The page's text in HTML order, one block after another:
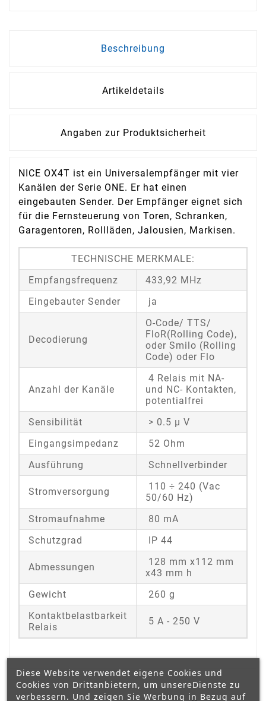
Beschreibung
Artikeldetails
Angaben zur Produktsicherheit
NICE OX4T ist ein Universalempfänger mit vier
Kanälen der Serie ONE. Er hat einen
eingebauten Sender. Der Empfänger eignet sich
für die Fernsteuerung von Toren, Schranken,
Garagentoren, Rollläden, Jalousien, Markisen.
TECHNISCHE MERKMALE:
Empfangsfrequenz
433,92 MHz
Eingebauter Sender
ja
Decodierung
O-Code/ TTS/
FloR(Rolling Code),
oder Smilo (Rolling
Code) oder Flo
Anzahl der Kanäle
4 Relais mit NA-
und NC- Kontakten,
potentialfrei
Sensibilität
> 0.5 µ V
Eingangsimpedanz
52 Ohm
Ausführung
Schnellverbinder
Stromversorgung
110 ÷ 240 (Vac
50/60 Hz)
Stromaufnahme
80 mA
Schutzgrad
IP 44
Abmessungen
128 mm x112 mm
x43 mm h
Gewicht
260 g
Kontaktbelastbarkeit
Relais
5 A - 250 V
Diese Website verwendet eigene Cookies und
Cookies von Drittanbietern, um unsereDienste zu
verbessern. Und zeigen Sie Werbung in Bezug auf